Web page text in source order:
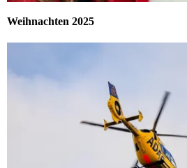
Weihnachten 2025